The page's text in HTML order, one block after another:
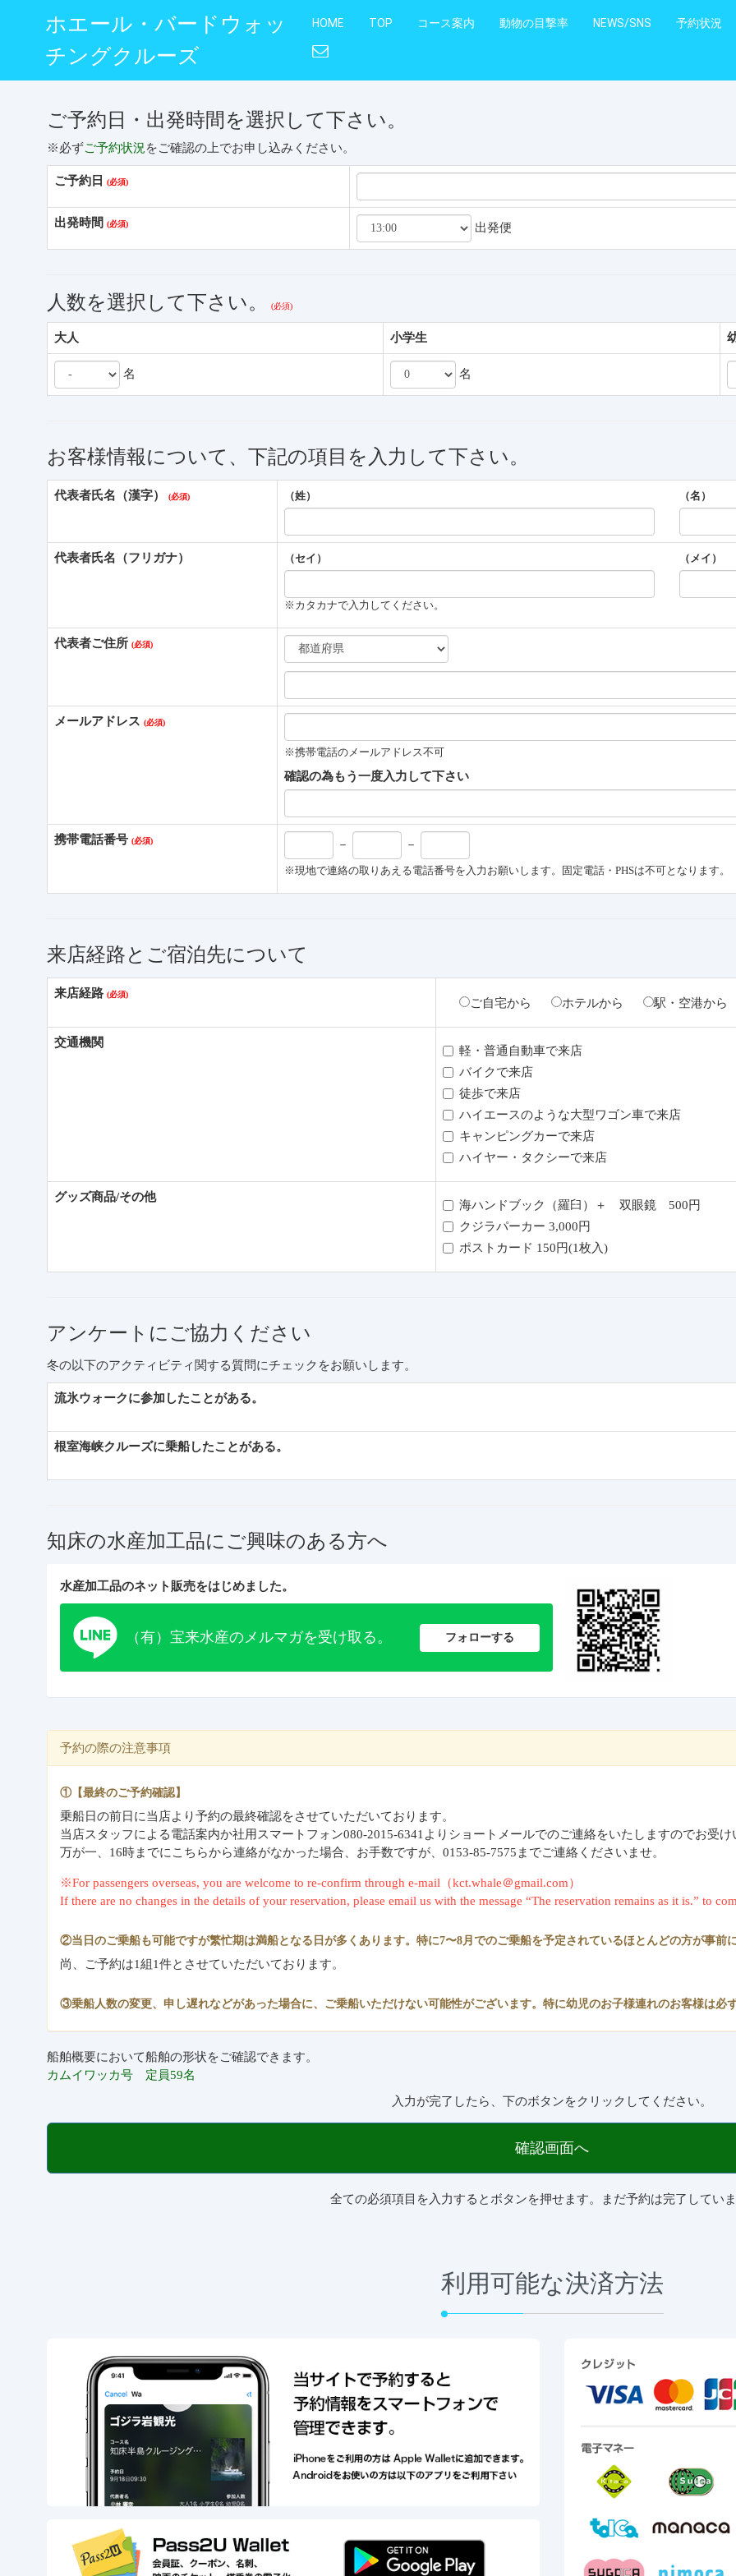
ホエール・バードウォッ
チングクルーズ
HOME TOP コース案内 動物の目撃率 NEWS/SNS 予約状況
ご予約日・出発時間を選択して下さい。
※必ずご予約状況 をご確認の上でお申し込みください。
ご予約日
出発時間 出発便
人数を選択して下さい。
大人 小学生
名 名
お客様情報について、下記の項目を入力して下さい。
代表者氏名（漢字） （姓） （名）
代表者氏名（フリガナ） （セイ） （メイ）
※カタカナで入力してください。
代表者ご住所
メールアドレス
※携帯電話のメールアドレス不可
確認の為もう一度入力して下さい
携帯電話番号 － －
※現地で連絡の取りあえる電話番号を入力お願いします。固定電話・PHSは不可となります。
来店経路とご宿泊先について
来店経路
ご自宅から ホテルから 駅・空港から
交通機関
軽・普通自動車で来店
バイクで来店
徒歩で来店
ハイエースのような大型ワゴン車で来店
キャンピングカーで来店
ハイヤー・タクシーで来店
グッズ商品/その他
海ハンドブック（羅臼）＋ 双眼鏡 500円
クジラパーカー 3,000円
ポストカード 150円(1枚入)
アンケートにご協力ください
冬の以下のアクティビティ関する質問にチェックをお願いします。
流氷ウォークに参加したことがある。
根室海峡クルーズに乗船したことがある。
知床の水産加工品にご興味のある方へ
水産加工品のネット販売をはじめました。
（有）宝来水産のメルマガを受け取る。 フォローする
予約の際の注意事項
①【最終のご予約確認】
乗船日の前日に当店より予約の最終確認をさせていただいております。
当店スタッフによる電話案内か社用スマートフォン080-2015-6341よりショートメールでのご連絡をいたしますのでお受
万が一、16時までにこちらから連絡がなかった場合、お手数ですが、0153-85-7575までご連絡くださいませ。
※For passengers overseas, you are welcome to re-confirm through e-mail（kct.whale＠gmail.com）
If there are no changes in the details of your reservation, please email us with the message “The reservation remains as it is.” to
②当日のご乗船も可能ですが繁忙期は満船となる日が多くあります。特に7〜8月でのご乗船を予定されているほとんどの方が事前
尚、ご予約は1組1件とさせていただいております。
③乗船人数の変更、申し遅れなどがあった場合に、ご乗船いただけない可能性がございます。特に幼児のお子様連れのお客様は必
船舶概要において船舶の形状をご確認できます。
カムイワッカ号 定員59名
入力が完了したら、下のボタンをクリックしてください。
確認画面へ
全ての必須項目を入力するとボタンを押せます。まだ予約は完了してい
利用可能な決済方法